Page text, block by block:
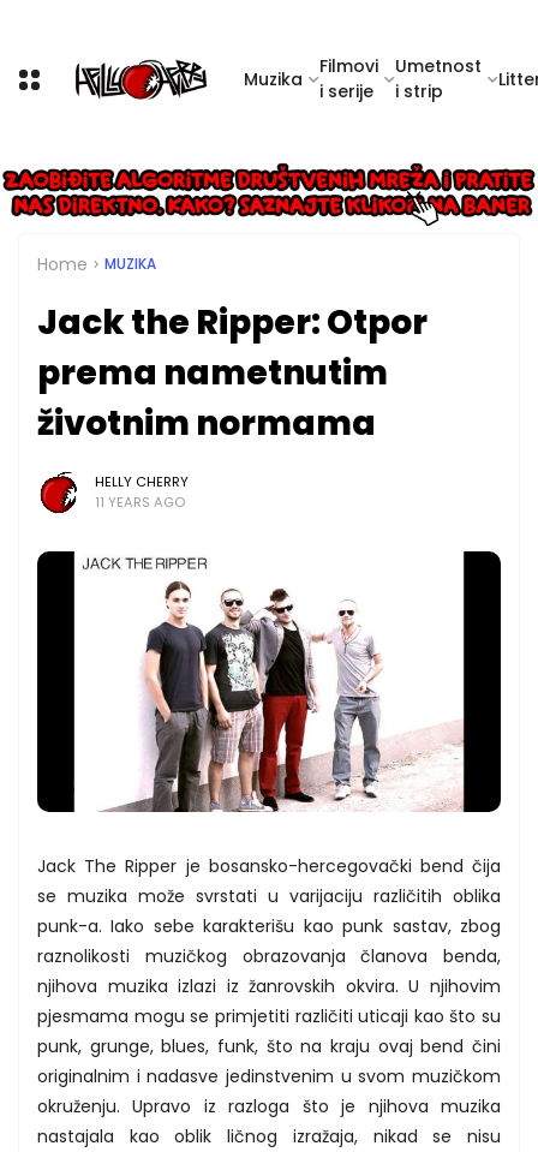
Muzika
Filmovi
i serije
Umetnost
i strip
Home MUZIKA
Jack the Ripper: Otpor
prema nametnutim
životnim normama
HELLY CHERRY
11 YEARS AGO
Jack The Ripper je bosansko-hercegovački bend čija
se muzika može svrstati u varijaciju različitih oblika
punk-a. Iako sebe karakterišu kao punk sastav, zbog
raznolikosti muzičkog obrazovanja članova benda,
njihova muzika izlazi iz žanrovskih okvira. U njihovim
pjesmama mogu se primjetiti različiti uticaji kao što su
punk, grunge, blues, funk, što na kraju ovaj bend čini
originalnim i nadasve jedinstvenim u svom muzičkom
okruženju. Upravo iz razloga što je njihova muzika
nastajala kao oblik ličnog izražaja, nikad se nisu